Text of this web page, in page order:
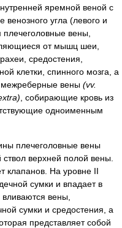
яремной веной с
венозного угла (левого и
вены,
от мышц шеи,
средостения,
клетки, спинного мозга, а
вены (vv.
, собирающие кровь из
одноименным
плечеголовные вены
верхней полой вены.
клапанов. На уровне II
сумки и впадает в
вены,
сумки и средостения, а
представляет собой